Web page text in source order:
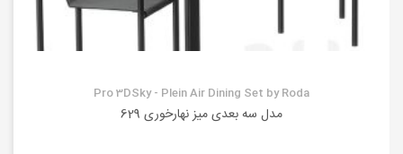
Pro 3DSky - Plein Air Dining Set by Roda
مدل سه بعدی میز نهارخوری 629